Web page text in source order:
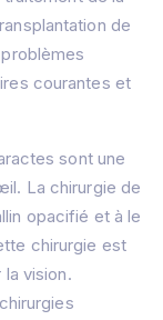
de
courantes et
sont une
La chirurgie de
opacifié et à le
chirurgie est
vision.